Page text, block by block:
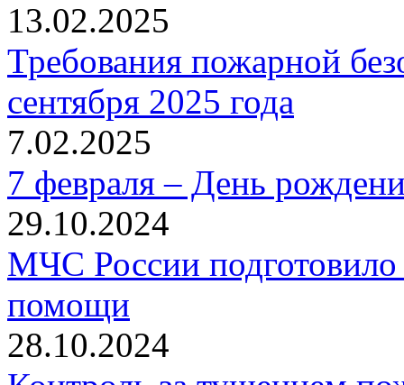
13.02.2025
Требования пожарной
сентября 2025 года
7.02.2025
7 февраля – День
29.10.2024
МЧС России
помощи
28.10.2024